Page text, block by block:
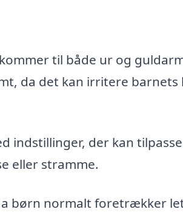
til både ur og
da det kan irritere
indstillinger, der kan
eller stramme.
børn normalt foretrækker